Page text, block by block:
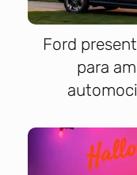
Ford
para